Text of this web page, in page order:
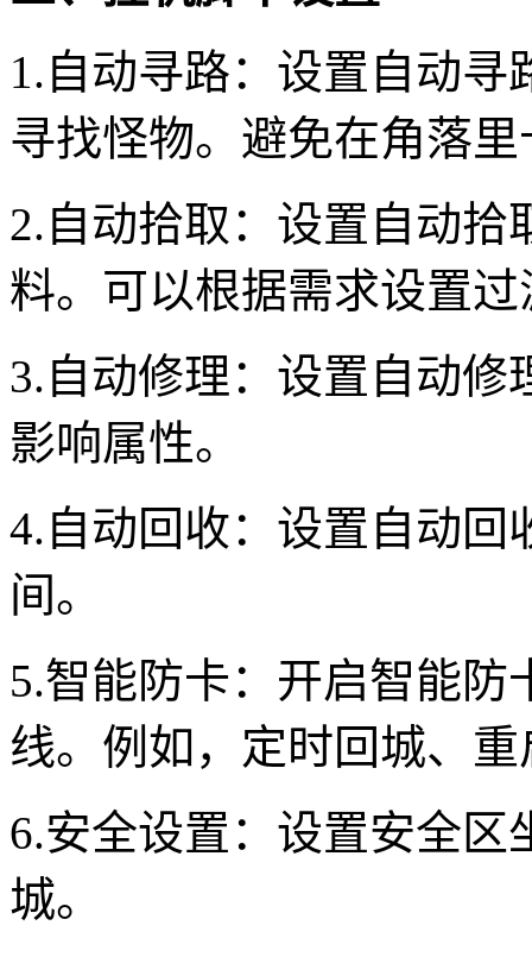
1.自动寻路：设置自动
寻找怪物。避免在角落
2.自动拾取：设置自动
料。可以根据需求设置
3.自动修理：设置自动
影响属性。
4.自动回收：设置自动回
间。
5.智能防卡：开启智能
线。例如，定时回城、
6.安全设置：设置安全区
城。